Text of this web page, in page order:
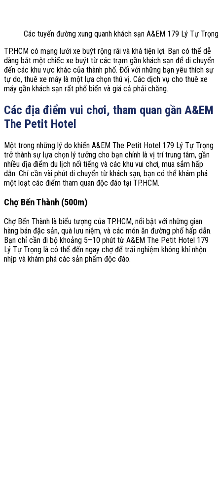
Các tuyến đường xung quanh khách sạn A&EM 179 Lý Tự Trọng
TP.HCM có mạng lưới xe buýt rộng rãi và khá tiện lợi. Bạn có thể dễ
dàng bắt một chiếc xe buýt từ các trạm gần khách sạn để di chuyển
đến các khu vực khác của thành phố. Đối với những bạn yêu thích sự
tự do, thuê xe máy là một lựa chọn thú vị. Các dịch vụ cho thuê xe
máy gần khách sạn rất phổ biến và giá cả phải chăng.
Các địa điểm vui chơi, tham quan gần A&EM
The Petit Hotel
Một trong những lý do khiến A&EM The Petit Hotel 179 Lý Tự Trọng
trở thành sự lựa chọn lý tưởng cho bạn chính là vị trí trung tâm, gần
nhiều địa điểm du lịch nổi tiếng và các khu vui chơi, mua sắm hấp
dẫn. Chỉ cần vài phút di chuyển từ khách sạn, bạn có thể khám phá
một loạt các điểm tham quan độc đáo tại TP.HCM.
Chợ Bến Thành (500m)
Chợ Bến Thành là biểu tượng của TP.HCM, nổi bật với những gian
hàng bán đặc sản, quà lưu niệm, và các món ăn đường phố hấp dẫn.
Bạn chỉ cần đi bộ khoảng 5–10 phút từ A&EM The Petit Hotel 179
Lý Tự Trọng là có thể đến ngay chợ để trải nghiệm không khí nhộn
nhịp và khám phá các sản phẩm độc đáo.